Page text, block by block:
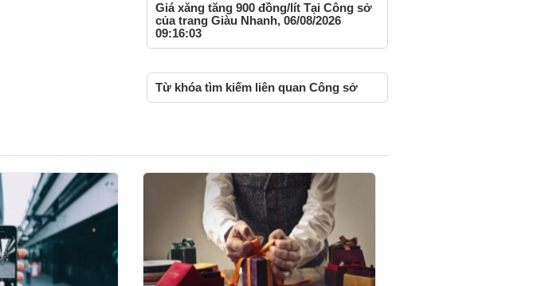
Giá xăng tăng 900 đồng/lít Tại Công sở
của trang Giàu Nhanh, 06/08/2026
09:16:03
Từ khóa tìm kiếm liên quan Công sở